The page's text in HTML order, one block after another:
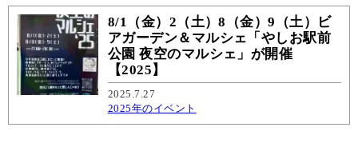
8/1（金）2（土）8（金）9（土）ビ
アガーデン＆マルシェ「やしお駅前
公園 夜空のマルシェ」が開催
【2025】
2025.7.27
2025年のイベント